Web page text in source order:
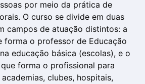
por meio da prática de
O curso se divide em duas
campos de atuação distintos: a
forma o professor de Educação
educação básica (escolas), e o
forma o profissional para
clubes, hospitais,